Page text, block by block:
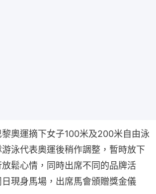
奧運摘下女子100米及200米自由泳
泳代表奧運後稍作調整，暫時放下
鬆心情，同時出席不同的品牌活
現身馬場，出席馬會頒贈獎金儀